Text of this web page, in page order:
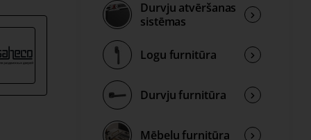
Durvju atvēršanas
sistēmas
Logu furnitūra
Durvju furnitūra
Mēbeļu furnitūra